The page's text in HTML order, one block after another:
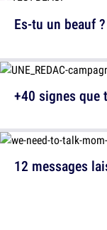
12 messages
Es-tu un beauf ?
+40 signes que